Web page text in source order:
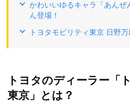
かわいいゆるキャラ「あんぜ
ん登場！
トヨタモビリティ東京 日野
トヨタのディーラー「
東京」とは？